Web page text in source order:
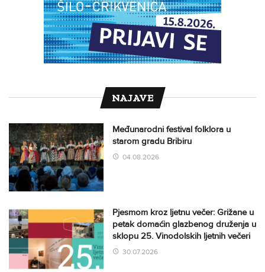
NAJAVE
Međunarodni festival folklora u
starom gradu Bribiru
04.08.2026
Pjesmom kroz ljetnu večer: Grižane u
petak domaćin glazbenog druženja u
sklopu 25. Vinodolskih ljetnih večeri
30.07.2026